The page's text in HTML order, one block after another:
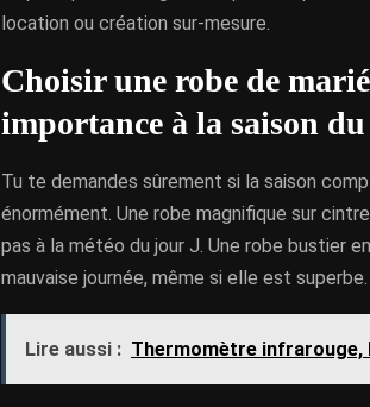
location ou création sur-mesure.
Choisir une robe de
importance à la saison
Tu te demandes sûrement si la saison
énormément. Une robe magnifique sur
pas à la météo du jour J. Une robe bustier
mauvaise journée, même si elle est superbe.
Lire aussi : Thermomètre infrarouge,